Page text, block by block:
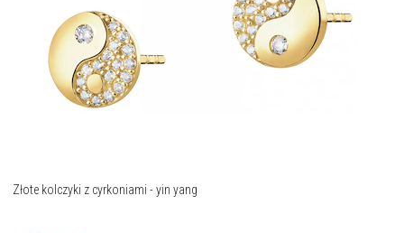
Złote kolczyki z cyrkoniami - yin yang